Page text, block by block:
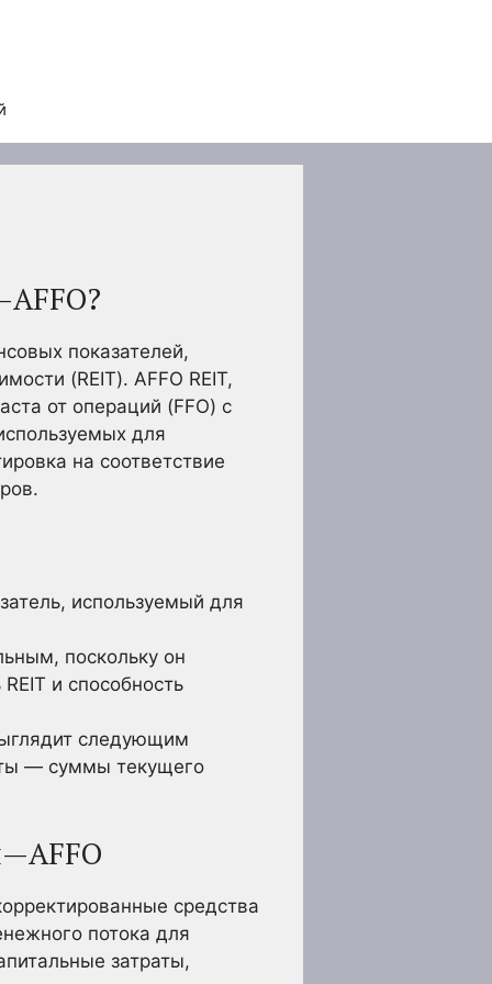
показателей,
(REIT). AFFO REIT,
от операций (FFO) с
для
на соответствие
используемый для
поскольку он
и способность
следующим
— суммы текущего
средства
потока для
затраты,